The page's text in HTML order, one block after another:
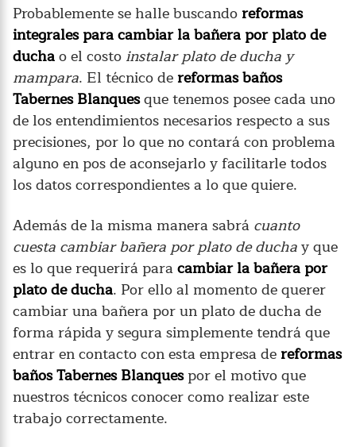
Probablemente se halle buscandoreformas
integrales para cambiar la bañera por plato de
duchao el costo instalar plato de ducha y
mampara. El técnico dereformas baños
Tabernes Blanquesque tenemos posee cada uno
de los entendimientos necesarios respecto a sus
precisiones, por lo que no contará con problema
alguno en pos de aconsejarlo y facilitarle todos
los datos correspondientes a lo que quiere.
Además de la misma manera sabrá cuanto
cuesta cambiar bañera por plato de duchay que
es lo que requerirá paracambiar la bañera por
plato de ducha. Por ello al momento de querer
cambiar una bañera por un plato de ducha de
forma rápida y segura simplemente tendrá que
entrar en contacto con esta empresa dereformas
baños Tabernes Blanquespor el motivo que
nuestros técnicos conocer como realizar este
trabajo correctamente.